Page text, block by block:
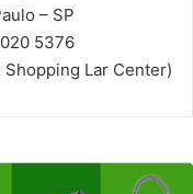
– SP
5376
Lar Center)